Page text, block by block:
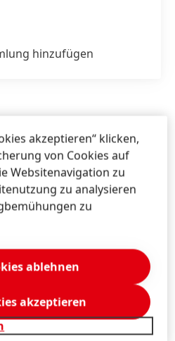
hinzufügen
Croatia, Romania,
hinzufügen
akzeptieren“ klicken,
von Cookies auf
Websitenavigation zu
zu analysieren
zu
ablehnen
akzeptieren